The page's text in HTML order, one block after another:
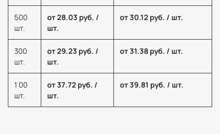
500
шт.
от 28.03 руб. /
шт.
от 30.12 руб. / шт.
300
шт.
от 29.23 руб. /
шт.
от 31.38 руб. / шт.
1 00
шт.
от 37.72 руб. /
шт.
от 39.81 руб. / шт.